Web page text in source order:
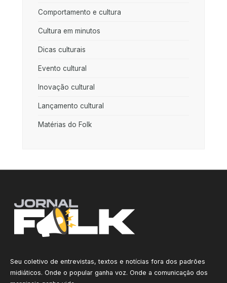
Comportamento e cultura
Cultura em minutos
Dicas culturais
Evento cultural
Inovação cultural
Lançamento cultural
Matérias do Folk
Seu coletivo de entrevistas, textos e notícias fora dos padrões
midiáticos. Onde o popular ganha voz. Onde a comunicação dos